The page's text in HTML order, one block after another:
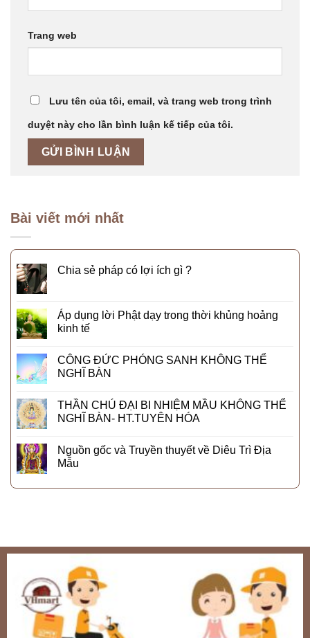
Trang web
Lưu tên của tôi, email, và trang web trong trình
duyệt này cho lần bình luận kế tiếp của tôi.
Bài viết mới nhất
Chia sẻ pháp có lợi ích gì ?
Áp dụng lời Phật dạy trong thời khủng hoảng
kinh tế
CÔNG ĐỨC PHÓNG SANH KHÔNG THỂ
NGHĨ BÀN
THẦN CHÚ ĐẠI BI NHIỆM MẦU KHÔNG THỂ
NGHĨ BÀN- HT.TUYÊN HÓA
Nguồn gốc và Truyền thuyết về Diêu Trì Địa
Mẫu